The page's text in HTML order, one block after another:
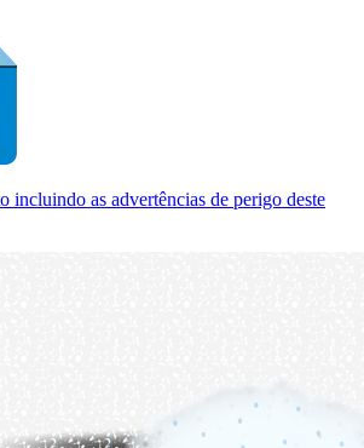
incluindo as advertências de perigo deste